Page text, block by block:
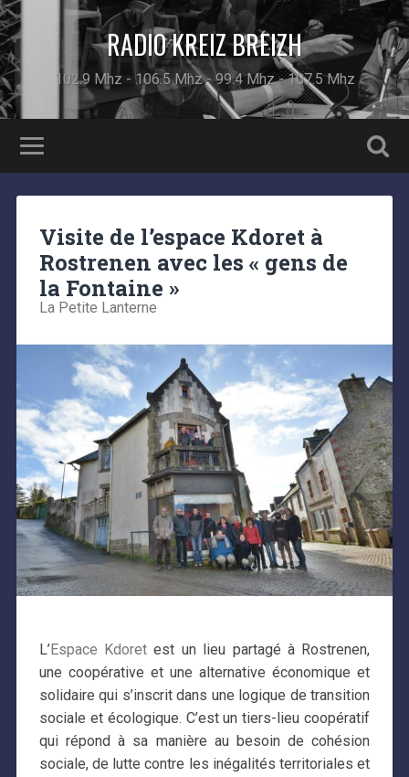
RADIO KREIZ BREIZH
102.9 Mhz - 106.5 Mhz - 99.4 Mhz - 107.5 Mhz
Visite de l’espace Kdoret à
Rostrenen avec les « gens de
la Fontaine »
La Petite Lanterne
L’Espace Kdoret est un lieu partagé à Rostrenen,
une coopérative et une alternative économique et
solidaire qui s’inscrit dans une logique de transition
sociale et écologique. C’est un tiers-lieu coopératif
qui répond à sa manière au besoin de cohésion
sociale, de lutte contre les inégalités territoriales et